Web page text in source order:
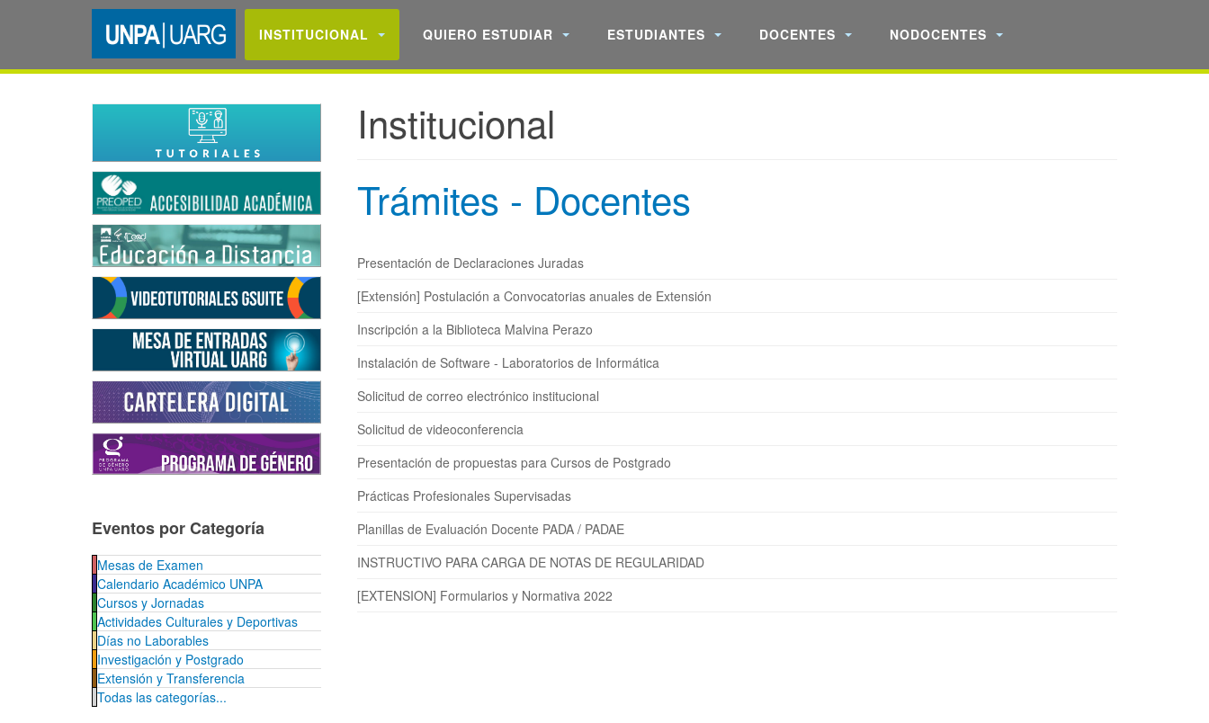
INSTITUCIONAL QUIERO ESTUDIAR ESTUDIANTES DOCENTES NODOCENTES
Institucional
Trámites - Docentes
Presentación de Declaraciones Juradas
[Extensión] ​Postulación a Convocatorias anuales de Extensión
Inscripción a la Biblioteca Malvina Perazo
Instalación de Software - Laboratorios de Informática
Solicitud de correo electrónico institucional
Solicitud de videoconferencia
Presentación de propuestas para Cursos de Postgrado
Prácticas Profesionales Supervisadas
Planillas de Evaluación Docente PADA / PADAE
INSTRUCTIVO PARA CARGA DE NOTAS DE REGULARIDAD
[EXTENSION] Formularios y Normativa 2022
Eventos por Categoría
Mesas de Examen
Calendario Académico UNPA
Cursos y Jornadas
Actividades Culturales y Deportivas
Días no Laborables
Investigación y Postgrado
Extensión y Transferencia
Todas las categorías...